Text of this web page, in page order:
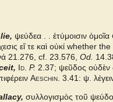
ψεύδεα . . ἐτύμοισιν ὁμοῖα
εἴ τε καὶ οὐκί whether the
21.276, cf. 23.576, Od.
Id. P. 2.37; ψεῦδος
Aeschin. 3.41: ψ.
συλλογισμὸς τοῦ